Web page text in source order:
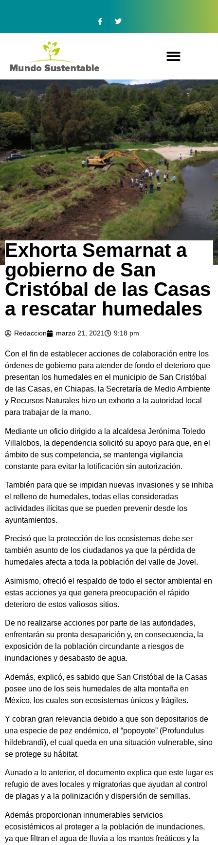
Exhorta Semarnat a
gobierno de San
Cristóbal de las Casas
a rescatar humedales
Redaccion marzo 21, 2021 9:18 pm
Con el fin de establecer acciones de colaboración entre los
órdenes de gobierno para atender de fondo el deterioro que
presentan los humedales en el municipio de San Cristóbal
de las Casas, en Chiapas, la Secretaría de Medio Ambiente
y Recursos Naturales hizo un exhorto a la autoridad local
para trabajar de la mano.
Mediante un oficio dirigido a la alcaldesa Jerónima Toledo
Villalobos, la dependencia solicitó su apoyo para que, en el
ámbito de sus competencia, se mantenga vigilancia
constante para evitar la lotificación sin autorización.
También para que se impidan nuevas invasiones y se inhiba
el relleno de humedales, todas ellas consideradas
actividades ilícitas que se pueden prevenir desde los
ayuntamientos.
Precisó que la protección de los ecosistemas debe ser
también asunto de los ciudadanos ya que la pérdida de
humedales afecta a toda la población del valle de Jovel.
Asimismo, ofreció el respaldo de todo el sector ambiental en
estas acciones ya que genera preocupación el rápido
deterioro de estos valiosos sitios.
De no realizarse acciones por parte de las autoridades,
enfrentarán su pronta desaparición y, en consecuencia, la
exposición de la población circundante a riesgos de
inundaciones y desabasto de agua.
Además, explicó, es sabido que San Cristóbal de la Casas
posee uno de los seis humedales de alta montaña en
México, los cuales son ecosistemas únicos y frágiles.
Y cobran gran relevancia debido a que son depositarios de
una especie de pez endémico, el “popoyote” (Profundulus
hildebrandi), el cual queda en una situación vulnerable, sino
se protege su hábitat.
Aunado a lo anterior, el documento explica que este lugar es
refugio de aves locales y migratorias que ayudan al control
de plagas y a la polinización y dispersión de semillas.
Además proporcionan innumerables servicios
ecosistémicos al proteger a la población de inundaciones,
ya que filtran el agua de lluvia a los mantos freáticos y la